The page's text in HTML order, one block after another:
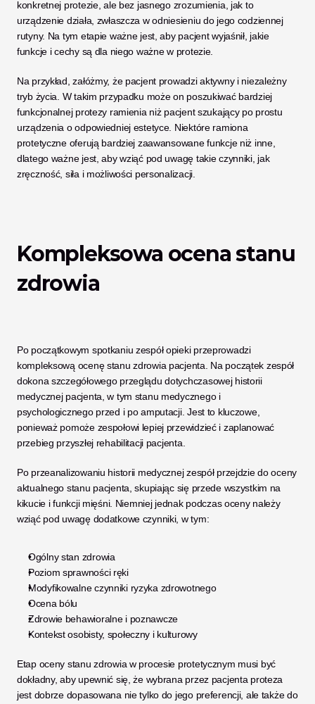
konkretnej protezie, ale bez jasnego zrozumienia, jak to
urządzenie działa, zwłaszcza w odniesieniu do jego codziennej
rutyny. Na tym etapie ważne jest, aby pacjent wyjaśnił, jakie
funkcje i cechy są dla niego ważne w protezie.
Na przykład, załóżmy, że pacjent prowadzi aktywny i niezależny
tryb życia. W takim przypadku może on poszukiwać bardziej
funkcjonalnej protezy ramienia niż pacjent szukający po prostu
urządzenia o odpowiedniej estetyce. Niektóre ramiona
protetyczne oferują bardziej zaawansowane funkcje niż inne,
dlatego ważne jest, aby wziąć pod uwagę takie czynniki, jak
zręczność, siła i możliwości personalizacji.
Kompleksowa ocena stanu
zdrowia
Po początkowym spotkaniu zespół opieki przeprowadzi
kompleksową ocenę stanu zdrowia pacjenta. Na początek zespół
dokona szczegółowego przeglądu dotychczasowej historii
medycznej pacjenta, w tym stanu medycznego i
psychologicznego przed i po amputacji. Jest to kluczowe,
ponieważ pomoże zespołowi lepiej przewidzieć i zaplanować
przebieg przyszłej rehabilitacji pacjenta.
Po przeanalizowaniu historii medycznej zespół przejdzie do oceny
aktualnego stanu pacjenta, skupiając się przede wszystkim na
kikucie i funkcji mięśni. Niemniej jednak podczas oceny należy
wziąć pod uwagę dodatkowe czynniki, w tym:
Ogólny stan zdrowia
Poziom sprawności ręki
Modyfikowalne czynniki ryzyka zdrowotnego
Ocena bólu
Zdrowie behawioralne i poznawcze
Kontekst osobisty, społeczny i kulturowy
Etap oceny stanu zdrowia w procesie protetycznym musi być
dokładny, aby upewnić się, że wybrana przez pacjenta proteza
jest dobrze dopasowana nie tylko do jego preferencji, ale także do